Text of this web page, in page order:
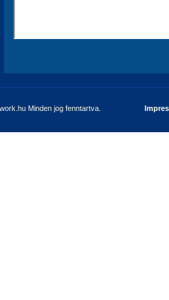
Minden jog fenntartva.